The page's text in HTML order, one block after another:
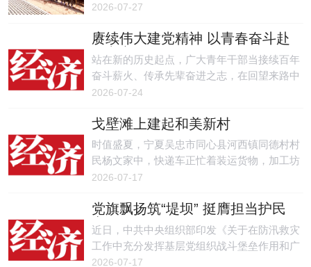
为思政工作提供鲜活素材。
2026-07-27
赓续伟大建党精神 以青春奋斗赴
复兴之约
站在新的历史起点，广大青年干部当接续百年
奋斗薪火、传承先辈奋进之志，在回望来路中
铸魂、在立足当下中担当、在展望未来中奋
兴征程上书写无愧于时代的青春篇章。
2026-07-24
戈壁滩上建起和美新村
时值盛夏，宁夏吴忠市同心县河西镇同德村村
民杨文家中，快递车正忙着装运货物，加工坊
内机器轰鸣，工人们有条不紊地生产各类调料
2026-07-17
党旗飘扬筑“堤坝” 挺膺担当护民
安
近日，中共中央组织部印发《关于在防汛救灾
工作中充分发挥基层党组织战斗堡垒作用和广
大党员先锋模范作用的通知》。
2026-07-17